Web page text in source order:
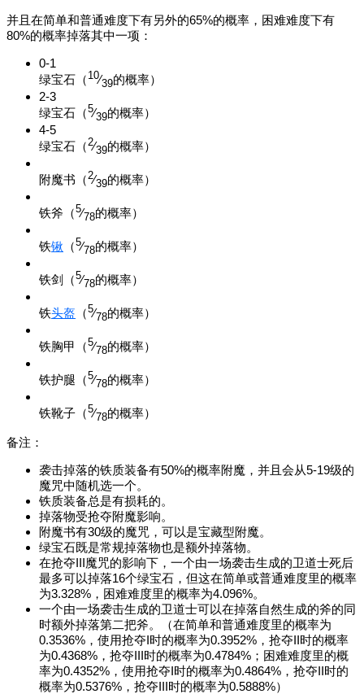
并且在简单和普通难度下有另外的65%的概率，困难难度下有
80%的概率掉落其中一项：
0-1
绿宝石 （ 10⁄39的概率）
2-3
绿宝石 （5⁄39的概率）
4-5
绿宝石 （ 2⁄39的概率）
附魔书 （ 2⁄39的概率）
铁斧 （5⁄78的概率）
铁锹 （5⁄78的概率）
铁剑 （5⁄78的概率）
铁头盔 （5⁄78的概率）
铁胸甲 （5⁄78的概率）
铁护腿 （5⁄78的概率）
铁靴子 （5⁄78的概率）
备注：
袭击掉落的铁质装备有50%的概率附魔，并且会从5-19级的
魔咒中随机选一个。
铁质装备总是有损耗的。
掉落物受抢夺附魔影响。
附魔书有30级的魔咒，可以是宝藏型附魔。
绿宝石既是常规掉落物也是额外掉落物。
在抢夺III魔咒的影响下，一个由一场袭击生成的卫道士死后
最多可以掉落16个绿宝石，但这在简单或普通难度里的概率
为3.328%，困难难度里的概率为4.096%。
一个由一场袭击生成的卫道士可以在掉落自然生成的斧的同
时额外掉落第二把斧。（在简单和普通难度里的概率为
0.3536%，使用抢夺I时的概率为0.3952%，抢夺II时的概率
为0.4368%，抢夺III时的概率为0.4784%；困难难度里的概
率为0.4352%，使用抢夺I时的概率为0.4864%，抢夺II时的
概率为0.5376%，抢夺III时的概率为0.5888%）